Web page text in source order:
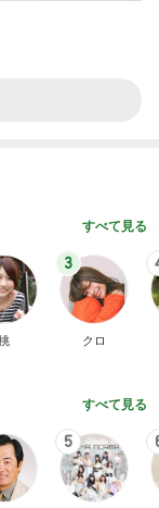
すべて見る
3
クロ
すべて見る
5